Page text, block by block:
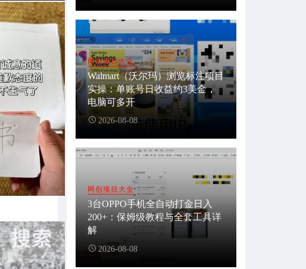
网创项目大全
Walmart（沃尔玛）浏览标注项目
实操：单账号日收益约3美金，
电脑可多开
2026-08-08
网创项目大全
3台OPPO手机全自动打金日入
200+：保姆级教程与全套工具详
解
2026-08-08